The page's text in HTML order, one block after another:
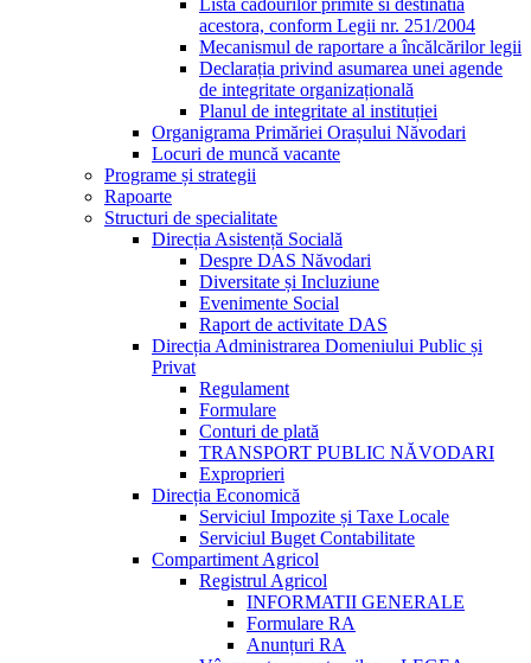
acestora, conform Legii nr. 251/2004
Mecanismul de raportare a încălcărilor legii
Declarația privind asumarea unei agende
de integritate organizațională
Planul de integritate al instituției
Organigrama Primăriei Orașului Năvodari
Locuri de muncă vacante
Programe și strategii
Rapoarte
Structuri de specialitate
Direcția Asistență Socială
Despre DAS Năvodari
Diversitate și Incluziune
Evenimente Social
Raport de activitate DAS
Direcția Administrarea Domeniului Public și
Privat
Regulament
Formulare
Conturi de plată
TRANSPORT PUBLIC NĂVODARI
Exproprieri
Direcția Economică
Serviciul Impozite și Taxe Locale
Serviciul Buget Contabilitate
Compartiment Agricol
Registrul Agricol
INFORMATII GENERALE
Formulare RA
Anunțuri RA